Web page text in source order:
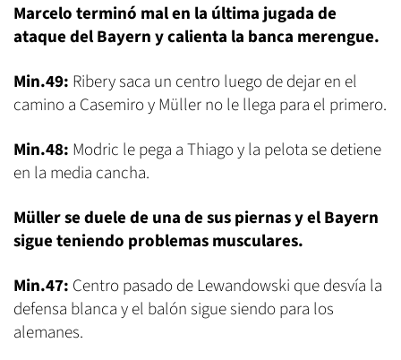
Marcelo terminó mal en la última jugada de
ataque del Bayern y calienta la banca merengue.
Min.49: Ribery saca un centro luego de dejar en el
camino a Casemiro y Müller no le llega para el primero.
Min.48: Modric le pega a Thiago y la pelota se detiene
en la media cancha.
Müller se duele de una de sus piernas y el Bayern
sigue teniendo problemas musculares.
Min.47: Centro pasado de Lewandowski que desvía la
defensa blanca y el balón sigue siendo para los
alemanes.